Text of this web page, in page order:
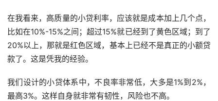
在我看来，高质量的小贷利率，应该就是成本加上几个点，
比如在10%-15%之间；超过15%就已经到了黄色区域；到了
20%以上，那就是红色区域，基本上已经不是真正的小额贷
款了。这是凭我的经验。
我们设计的小贷体系中，不良率非常低，大多是1%到2%，
最高3%。这样自身就非常有韧性，风险也不高。